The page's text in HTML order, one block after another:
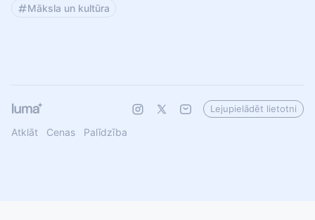
Māksla un kultūra
Atklāt Cenas Palīdzība
Lejupielādēt lietotni